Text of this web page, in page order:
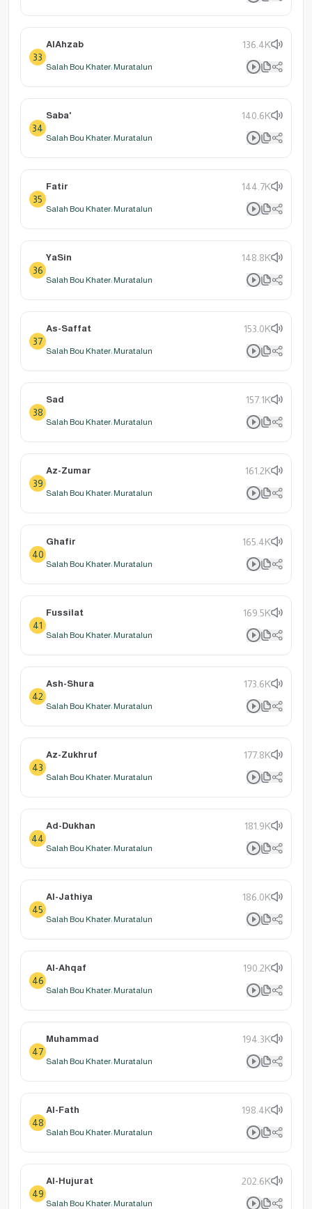
33
AlAhzab 136.4K
Salah Bou Khater: Muratalun
34
Saba' 140.6K
Salah Bou Khater: Muratalun
35
Fatir 144.7K
Salah Bou Khater: Muratalun
36
YaSin 148.8K
Salah Bou Khater: Muratalun
37
As-Saffat 153.0K
Salah Bou Khater: Muratalun
38
Sad 157.1K
Salah Bou Khater: Muratalun
39
Az-Zumar 161.2K
Salah Bou Khater: Muratalun
40
Ghafir 165.4K
Salah Bou Khater: Muratalun
41
Fussilat 169.5K
Salah Bou Khater: Muratalun
42
Ash-Shura 173.6K
Salah Bou Khater: Muratalun
43
Az-Zukhruf 177.8K
Salah Bou Khater: Muratalun
44
Ad-Dukhan 181.9K
Salah Bou Khater: Muratalun
45
Al-Jathiya 186.0K
Salah Bou Khater: Muratalun
46
Al-Ahqaf 190.2K
Salah Bou Khater: Muratalun
47
Muhammad 194.3K
Salah Bou Khater: Muratalun
48
Al-Fath 198.4K
Salah Bou Khater: Muratalun
49
Al-Hujurat 202.6K
Salah Bou Khater: Muratalun